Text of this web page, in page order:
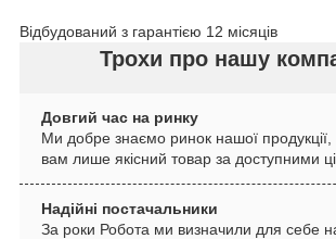
Відбудований з гарантією 12 місяців
Трохи про нашу
Довгий час на ринку
Ми добре знаємо ринок нашої
вам лише якісний товар за доступними
Надійні постачальники
За роки Робота ми визначили для себе